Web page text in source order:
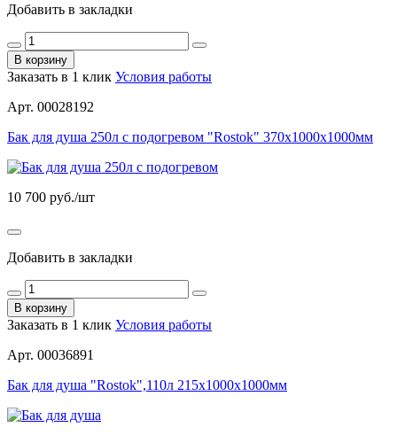
Добавить в закладки
В корзину
Заказать в 1 клик Условия работы
Арт. 00028192
Бак для душа 250л с подогревом "Rostok" 370x1000x1000мм
10 700 руб./шт
Добавить в закладки
В корзину
Заказать в 1 клик Условия работы
Арт. 00036891
Бак для душа "Rostok",110л 215х1000х1000мм